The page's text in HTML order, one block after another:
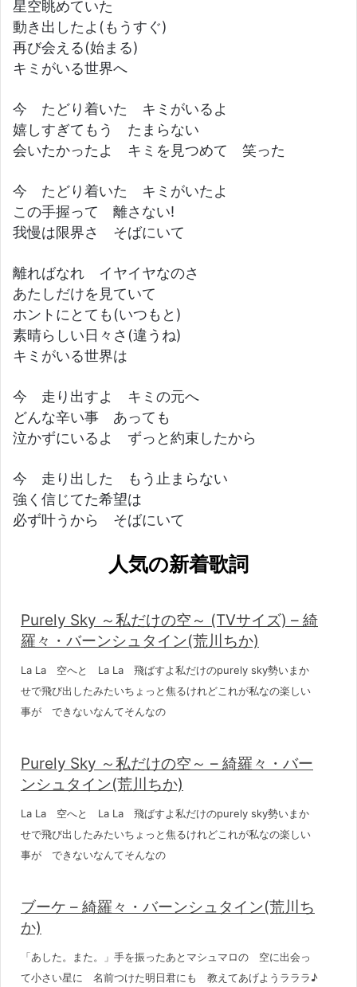
星空眺めていた
動き出したよ(もうすぐ)
再び会える(始まる)
キミがいる世界へ
今 たどり着いた キミがいるよ
嬉しすぎてもう たまらない
会いたかったよ キミを見つめて 笑った
今 たどり着いた キミがいたよ
この手握って 離さない!
我慢は限界さ そばにいて
離ればなれ イヤイヤなのさ
あたしだけを見ていて
ホントにとても(いつもと)
素晴らしい日々さ(違うね)
キミがいる世界は
今 走り出すよ キミの元へ
どんな辛い事 あっても
泣かずにいるよ ずっと約束したから
今 走り出した もう止まらない
強く信じてた希望は
必ず叶うから そばにいて
人気の新着歌詞
Purely Sky ～私だけの空～ (TVサイズ) – 綺
羅々・バーンシュタイン(荒川ちか)
La La 空へと La La 飛ばすよ私だけのpurely sky勢いまか
せで飛び出したみたいちょっと焦るけれどこれが私なの楽しい
事が できないなんてそんなの
Purely Sky ～私だけの空～ – 綺羅々・バー
ンシュタイン(荒川ちか)
La La 空へと La La 飛ばすよ私だけのpurely sky勢いまか
せで飛び出したみたいちょっと焦るけれどこれが私なの楽しい
事が できないなんてそんなの
ブーケ – 綺羅々・バーンシュタイン(荒川ち
か)
「あした。また。」手を振ったあとマシュマロの 空に出会っ
て小さい星に 名前つけた明日君にも 教えてあげようラララ♪